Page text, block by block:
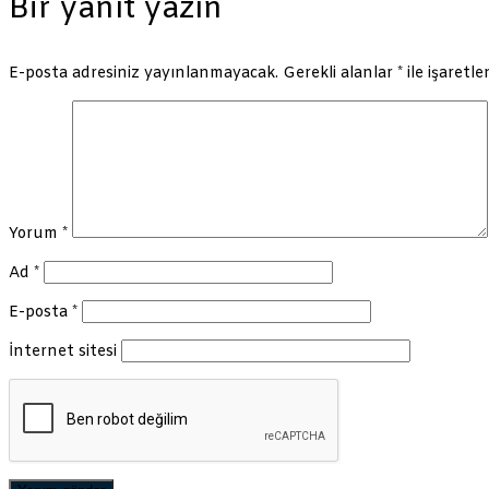
Bir yanıt yazın
E-posta adresiniz yayınlanmayacak. Gerekli alanlar * ile
Yorum *
Ad *
E-posta *
İnternet sitesi